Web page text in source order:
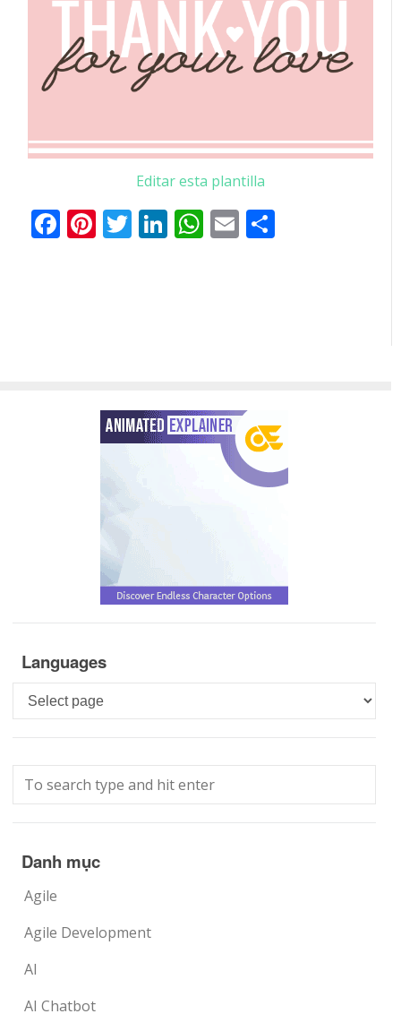
Editar esta plantilla
Facebook
Pinterest
Twitter
LinkedIn
WhatsApp
Email
Languages
Languages
Danh mục
Agile
Agile Development
AI
AI Chatbot